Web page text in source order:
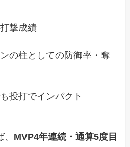
撃成績
の柱としての防御率・奪
投打でインパクト
MVP4年連続・通算5度目